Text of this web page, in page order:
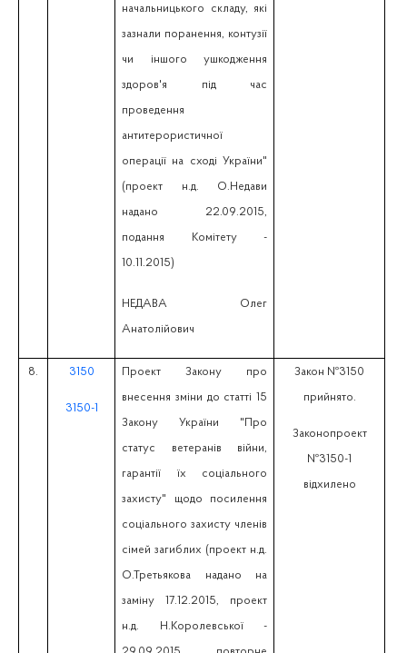
начальницького складу, які
зазнали поранення, контузії
чи іншого ушкодження
здоров'я під час
проведення
антитерористичної
операції на сході України"
(проект н.д. О.Недави
надано 22.09.2015,
подання Комітету -
10.11.2015)
НЕДАВА Олег
Анатолійович
8. 3150
3150-1
Проект Закону про
внесення зміни до статті 15
Закону України "Про
статус ветеранів війни,
гарантії їх соціального
захисту" щодо посилення
соціального захисту членів
сімей загиблих (проект н.д.
О.Третьякова надано на
заміну 17.12.2015, проект
н.д. Н.Королевської -
Закон №3150
прийнято.
Законопроект
№3150-1
відхилено